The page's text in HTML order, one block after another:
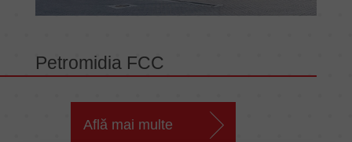
Petromidia FCC
Află mai multe